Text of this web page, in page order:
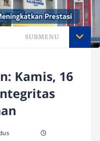
SUBMENU
Kamis, 16